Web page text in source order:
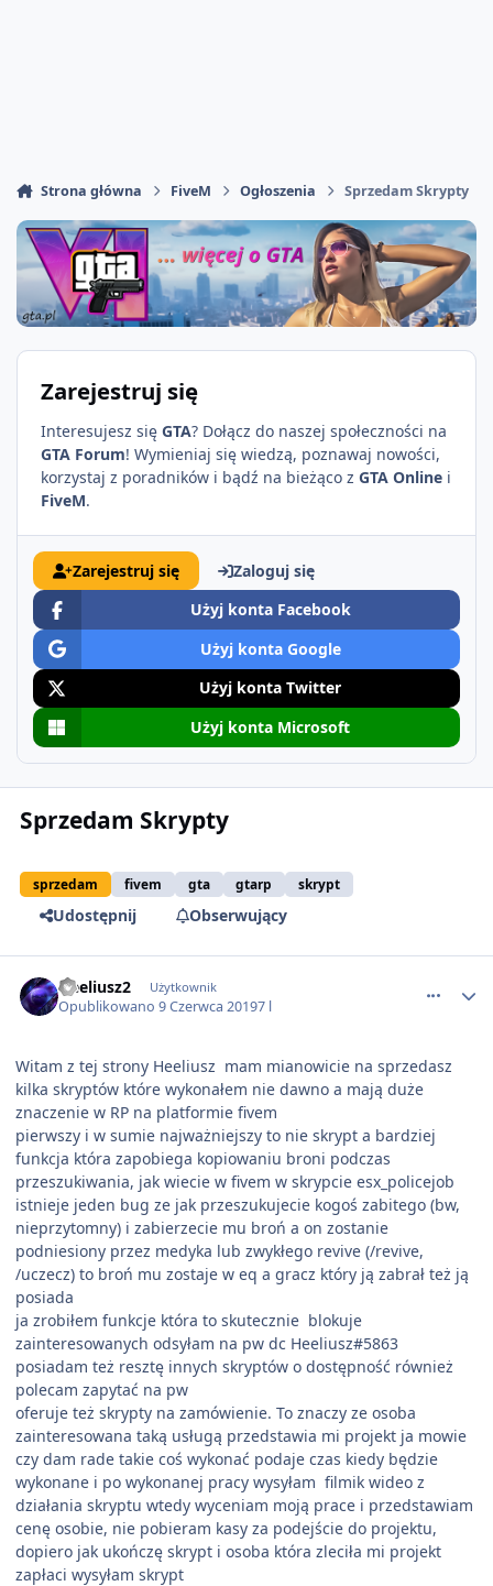
Strona główna FiveM Ogłoszenia Sprzedam Skrypty
Zarejestruj się
Interesujesz się GTA? Dołącz do naszej społeczności na
GTA Forum! Wymieniaj się wiedzą, poznawaj nowości,
korzystaj z poradników i bądź na bieżąco z GTA Online i
FiveM.
Zarejestruj się
Zaloguj się
Użyj konta Facebook
Użyj konta Google
Użyj konta Twitter
Użyj konta Microsoft
Sprzedam Skrypty
sprzedam fivem gta gtarp skrypt
Udostępnij Obserwujący
Heeliusz2 Użytkownik
Opublikowano9 Czerwca 20197 l
Witam z tej strony Heeliusz mam mianowicie na sprzedasz
kilka skryptów które wykonałem nie dawno a mają duże
znaczenie w RP na platformie fivem
pierwszy i w sumie najważniejszy to nie skrypt a bardziej
funkcja która zapobiega kopiowaniu broni podczas
przeszukiwania, jak wiecie w fivem w skrypcie esx_policejob
istnieje jeden bug ze jak przeszukujecie kogoś zabitego (bw,
nieprzytomny) i zabierzecie mu broń a on zostanie
podniesiony przez medyka lub zwykłego revive (/revive,
/uczecz) to broń mu zostaje w eq a gracz który ją zabrał też ją
posiada
ja zrobiłem funkcje która to skutecznie blokuje
zainteresowanych odsyłam na pw dc Heeliusz#5863
posiadam też resztę innych skryptów o dostępność również
polecam zapytać na pw
oferuje też skrypty na zamówienie. To znaczy ze osoba
zainteresowana taką usługą przedstawia mi projekt ja mowie
czy dam rade takie coś wykonać podaje czas kiedy będzie
wykonane i po wykonanej pracy wysyłam filmik wideo z
działania skryptu wtedy wyceniam moją prace i przedstawiam
cenę osobie, nie pobieram kasy za podejście do projektu,
dopiero jak ukończę skrypt i osoba która zleciła mi projekt
zapłaci wysyłam skrypt